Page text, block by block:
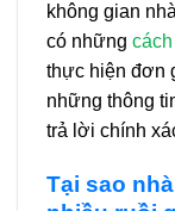
không gian
có những
thực hiện đơn
những thông
trả lời chính
Tại sao